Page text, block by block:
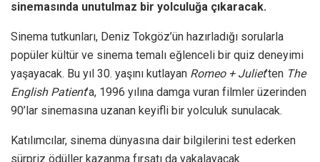
sinemasında unutulmaz bir yolculuğa çıkaracak.
Sinema tutkunları, Deniz Tokgöz’ün hazırladığı sorularla
popüler kültür ve sinema temalı eğlenceli bir quiz deneyimi
yaşayacak. Bu yıl 30. yaşını kutlayan Romeo + Juliet’ten The
English Patient’a, 1996 yılına damga vuran filmler üzerinden
90’lar sinemasına uzanan keyifli bir yolculuk sunulacak.
Katılımcılar, sinema dünyasına dair bilgilerini test ederken
sürpriz ödüller kazanma fırsatı da yakalayacak.